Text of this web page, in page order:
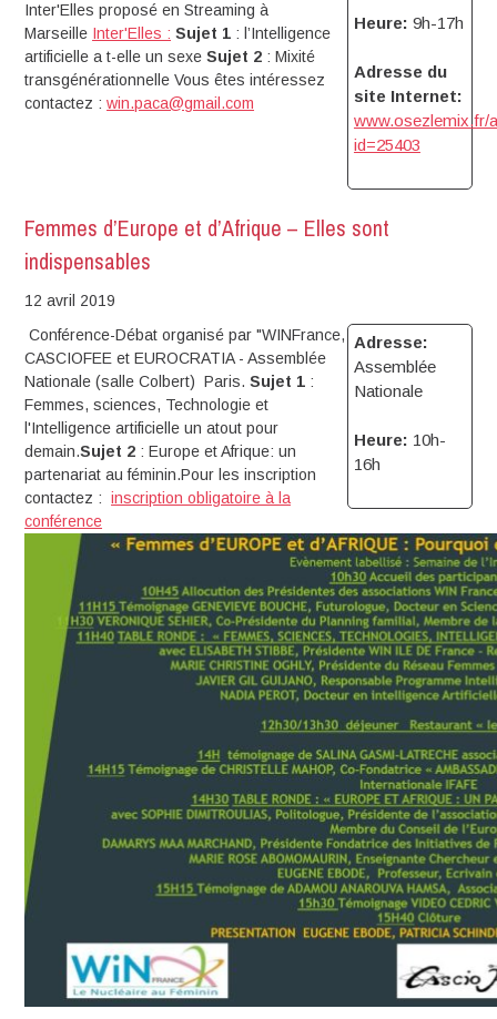
Heure: 9h-17h
Adresse du
site Internet:
www.osezlemix.fr/
id=25403
Inter'Elles proposé en Streaming à
Marseille Inter'Elles : Sujet 1 : l’Intelligence
artificielle a t-elle un sexeSujet 2 : Mixité
transgénérationnelle Vous êtes intéressez
contactez :win.paca@gmail.com
Femmes d’Europe et d’Afrique – Elles sont
indispensables
12 avril 2019
Adresse:
Assemblée
Nationale
Heure: 10h-
16h
Conférence-Débat organisé par "WINFrance,
CASCIOFEE et EUROCRATIA - Assemblée
Nationale (salle Colbert) Paris.Sujet 1 :
Femmes, sciences, Technologie et
l'Intelligence artificielle un atout pour
demain.Sujet 2 : Europe et Afrique: un
partenariat au féminin.Pour les inscription
contactez :inscription obligatoire à la
conférence